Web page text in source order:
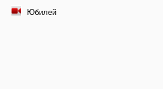
Юбилей